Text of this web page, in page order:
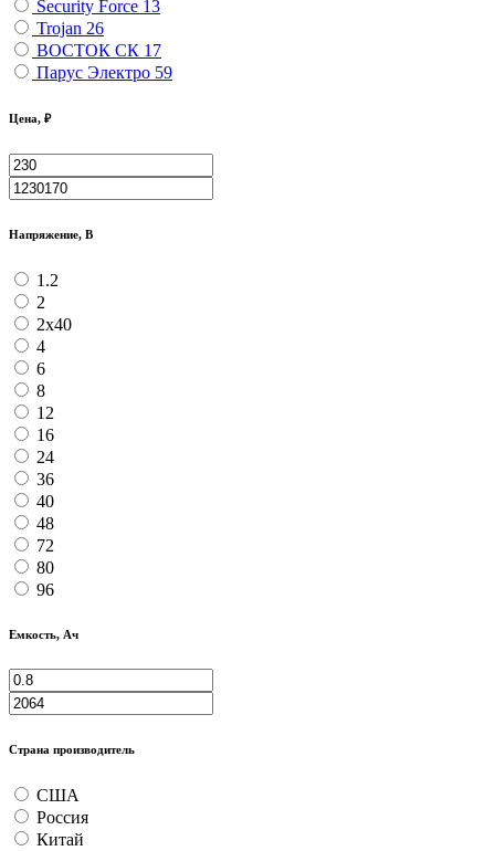
Security Force 13
Trojan 26
ВОСТОК СК 17
Парус Электро 59
Цена, ₽
Напряжение, В
1.2
2
2х40
4
6
8
12
16
24
36
40
48
72
80
96
Емкость, Ач
Страна производитель
США
Россия
Китай